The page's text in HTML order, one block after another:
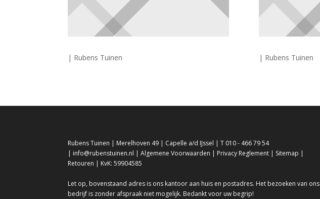
| Rubens Tuinen | Rubens Tuinen
Rubens Tuinen | Merelhoven 49 | Capelle a/d IJssel | T 010 - 466 79 54
| info@rubenstuinen.nl |Algemene Voorwaarden | Privacy Reglement | Sitemap |
Retouren | KvK: 59904585
Let op, bovenstaand adres is ons kantoor aan huis en postadres. Het bezoeken van ons
bedrijf is zonder afspraak niet mogelijk. Bedankt voor uw begrip!